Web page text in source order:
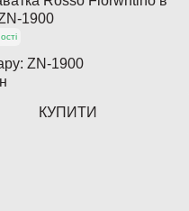
1900
ZN-1900
КУПИТИ